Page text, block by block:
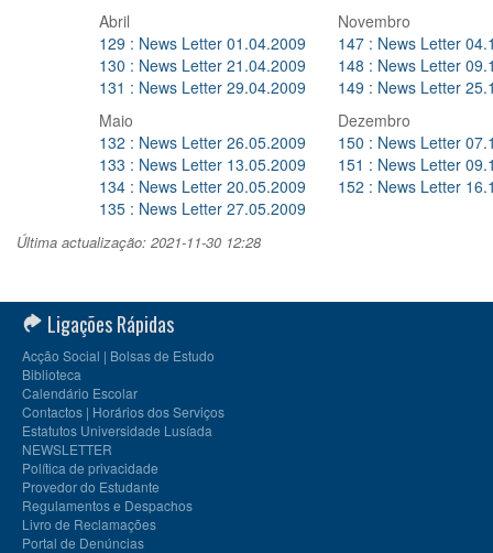
Abril
129 : News Letter 01.04.2009
130 : News Letter 21.04.2009
131 : News Letter 29.04.2009
Maio
132 : News Letter 26.05.2009
133 : News Letter 13.05.2009
134 : News Letter 20.05.2009
135 : News Letter 27.05.2009
Novembro
147 : News Letter
148 : News Letter
149 : News Letter
Dezembro
150 : News Letter
151 : News Letter
152 : News Letter
Última actualização: 2021-11-30 12:28
Ligações Rápidas
Acção Social | Bolsas de Estudo
Biblioteca
Calendário Escolar
Contactos | Horários dos Serviços
Estatutos Universidade Lusíada
NEWSLETTER
Política de privacidade
Provedor do Estudante
Regulamentos e Despachos
Livro de Reclamações
Portal de Denúncias